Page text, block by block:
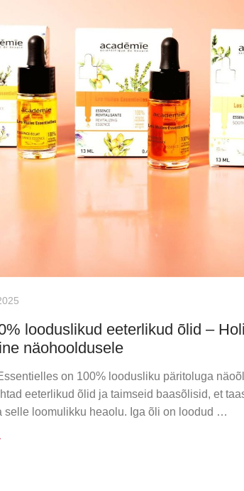
looduslikud eeterlikud õlid –
näohooldusele
on 100% loodusliku päritoluga
eeterlikud õlid ja taimseid baasõlisid, et
selle loomulikku heaolu. Iga õli on loodud …